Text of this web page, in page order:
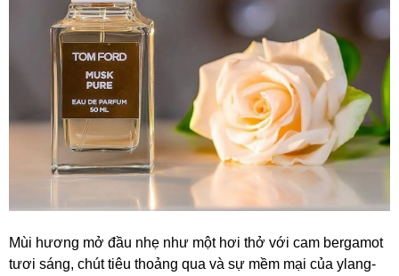
Mùi hương mở đầu nhẹ như một hơi thở với cam bergamot
tươi sáng, chút tiêu thoảng qua và sự mềm mại của ylang-